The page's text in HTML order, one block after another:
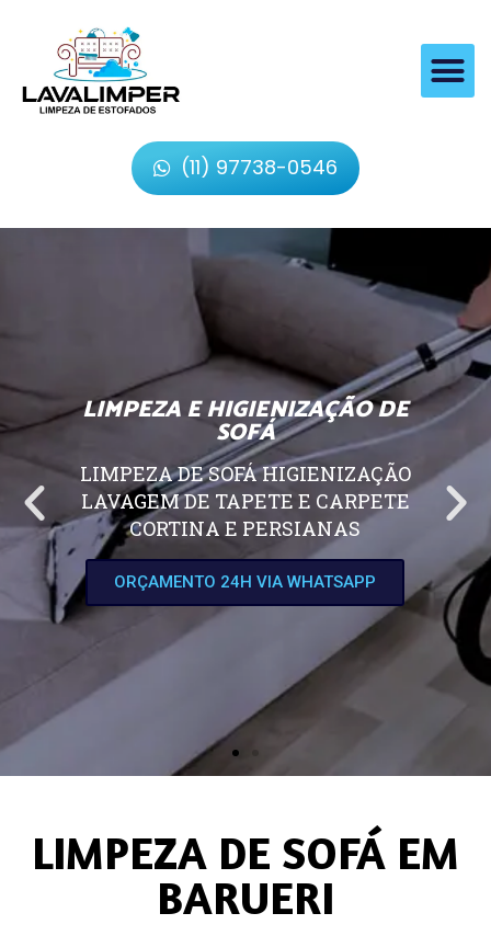
(11) 97738-0546
LIMPEZA E HIGIENIZAÇÃO DE
SOFÁ
LIMPEZA DE SOFÁ HIGIENIZAÇÃO
LAVAGEM DE TAPETE E CARPETE
CORTINA E PERSIANAS
ORÇAMENTO 24H VIA WHATSAPP
LIMPEZA DE SOFÁ EM
BARUERI